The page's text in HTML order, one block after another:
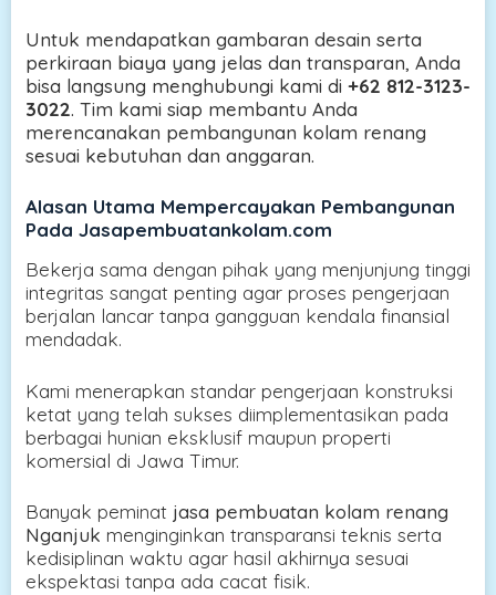
Untuk mendapatkan gambaran desain serta
perkiraan biaya yang jelas dan transparan, Anda
bisa langsung menghubungi kami di +62 812-3123-
3022. Tim kami siap membantu Anda
merencanakan pembangunan kolam renang
sesuai kebutuhan dan anggaran.
Alasan Utama Mempercayakan Pembangunan
Pada Jasapembuatankolam.com
Bekerja sama dengan pihak yang menjunjung tinggi
integritas sangat penting agar proses pengerjaan
berjalan lancar tanpa gangguan kendala finansial
mendadak.
Kami menerapkan standar pengerjaan konstruksi
ketat yang telah sukses diimplementasikan pada
berbagai hunian eksklusif maupun properti
komersial di Jawa Timur.
Banyak peminat jasa pembuatan kolam renang
Nganjuk menginginkan transparansi teknis serta
kedisiplinan waktu agar hasil akhirnya sesuai
ekspektasi tanpa ada cacat fisik.